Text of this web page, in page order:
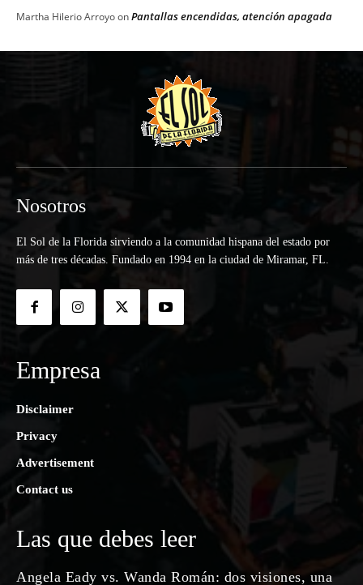
Martha Hilerio ArroyoonPantallas encendidas, atención apagada
Nosotros
El Sol de la Florida sirviendo a la comunidad hispana del estado por
más de tres décadas. Fundado en 1994 en la ciudad de Miramar, FL.
Empresa
Disclaimer
Privacy
Advertisement
Contact us
Las que debes leer
Angela Eady vs. Wanda Román: dos visiones, una